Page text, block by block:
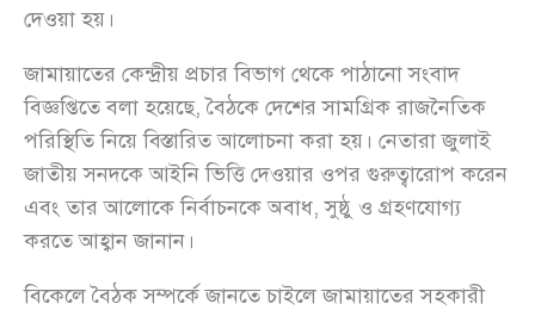
দেওয়া হয়।
জামায়াতের কেন্দ্রীয় প্রচার বিভাগ থেকে পাঠানো সংবাদ
বিজ্ঞপ্তিতে বলা হয়েছে, বৈঠকে দেশের সামগ্রিক রাজনৈতিক
পরিস্থিতি নিয়ে বিস্তারিত আলোচনা করা হয়। নেতারা জুলাই
জাতীয় সনদকে আইনি ভিত্তি দেওয়ার ওপর গুরুত্বারোপ করেন
এবং তার আলোকে নির্বাচনকে অবাধ, সুষ্ঠু ও গ্রহণযোগ্য
করতে আহ্বান জানান।
বিকেলে বৈঠক সম্পর্কে জানতে চাইলে জামায়াতের সহকারী